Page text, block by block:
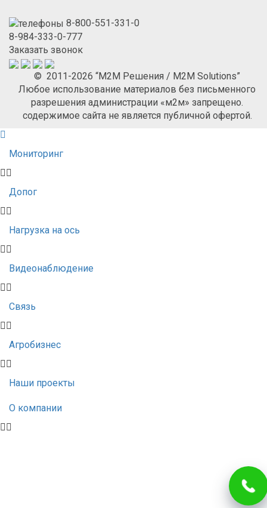
8-800-551-331-0
8-984-333-0-777
Заказать звонок
© 2011-2026 “М2М Решения / M2M Solutions”
Любое использование материалов без письменного
разрешения администрации «м2м» запрещено.
содержимое сайта не является публичной офертой.
Мониторинг
Допог
Нагрузка на ось
Видеонаблюдение
Связь
Агробизнес
Наши проекты
О компании